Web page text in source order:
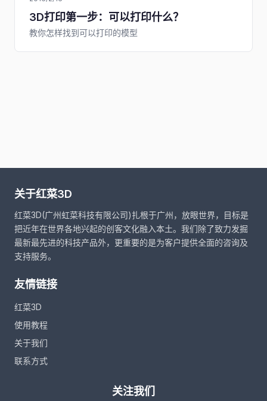
3D打印第一步：可以打印什么？
教你怎样找到可以打印的模型
关于红菜3D
红菜3D(广州虹菜科技有限公司)扎根于广州，放眼世界，目标是
把近年在世界各地兴起的创客文化融入本土。我们除了致力发掘
最新最先进的科技产品外，更重要的是为客户提供全面的咨询及
支持服务。
友情链接
红菜3D
使用教程
关于我们
联系方式
关注我们